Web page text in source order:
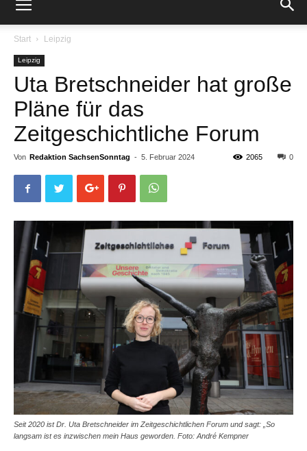
Start Leipzig
Leipzig
Uta Bretschneider hat große
Pläne für das
Zeitgeschichtliche Forum
Von Redaktion SachsenSonntag - 5. Februar 2024 0
2065
Seit 2020 ist Dr. Uta Bretschneider im Zeitgeschichtlichen Forum und sagt: „So
langsam ist es inzwischen mein Haus geworden. Foto: André Kempner